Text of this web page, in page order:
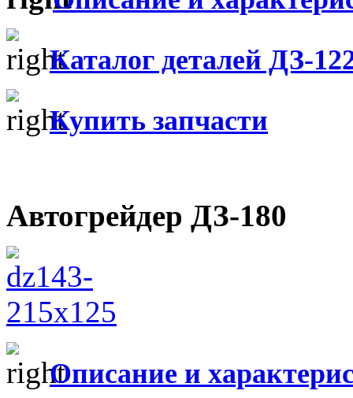
Каталог деталей ДЗ-
Купить запчасти
Автогрейдер ДЗ-180
Описание и